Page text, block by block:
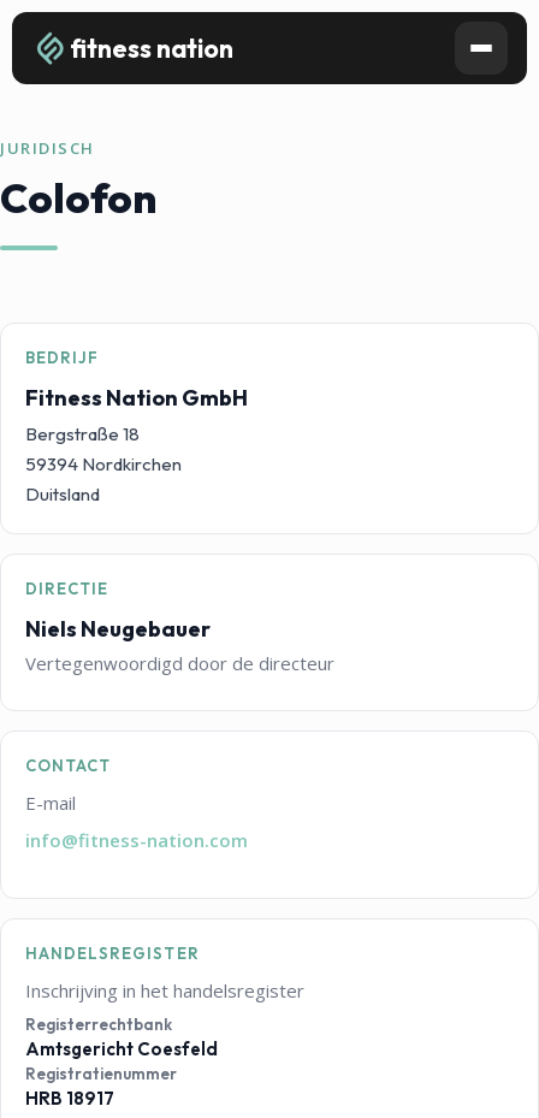
fitness nation
JURIDISCH
Colofon
BEDRIJF
Fitness Nation GmbH
Bergstraße 18
59394 Nordkirchen
Duitsland
DIRECTIE
Niels Neugebauer
Vertegenwoordigd door de directeur
CONTACT
E-mail
info@fitness-nation.com
HANDELSREGISTER
Inschrijving in het handelsregister
Registerrechtbank
Amtsgericht Coesfeld
Registratienummer
HRB 18917